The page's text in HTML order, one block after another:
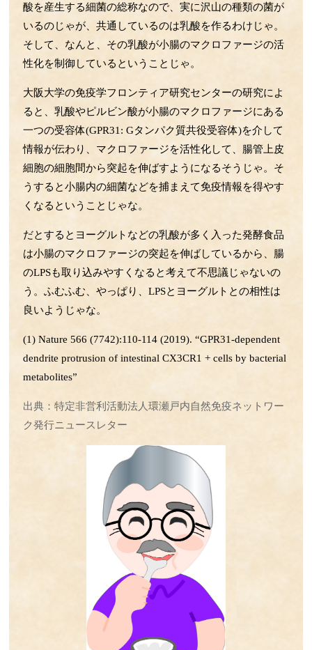
第57回 細菌のエクソソームの話
第56回 胎児の腸内細菌の話
第55回 LPSと乳酸菌の話
第54回 ｱﾎﾟﾄｰｼｽとﾏｸﾛﾌｧｰｼﾞの話
第53回 免疫組織に住む細菌の話
第52回 BCGとコロナの話
第51回 運動不足の話
第50回 ウイルスの感染の話
第49回 ﾏｸﾛﾌｧｰｼﾞのLPS伝達すご技
第48回 野菜の話
第47回 Treg・Mregの話
第46回 腸の中のLPSの話
第45回 サーカディアンリズムの話
第44回 お酒とマイクログリアの話
第43回 LPS受容体TLR4の話
第42回 動脈硬化の話
第40回 小脳の話
第39回 肌とHSPの話
第37回 傷の治りの話
第36回 筋肉の話
第35回 脳の発達と腸内フローラの話
第34回 歯周病菌の話
第33回 抗生物質とアトピーの話
第32回 抗炎症の仕組みの話
第31回 人工甘味料と腸内細菌叢の話
第30回 食事と抗菌作用の話
第29回 抗生物質の話
第28回 ステロイドの話
第27回 高血圧の話
第26回 iPS細胞の話
酸を産生する細菌の総称なので、実に沢山の種類の菌が
いるのじゃが、共通しているのは乳酸を作るわけじゃ。
そして、なんと、その乳酸が小腸のマクロファージの活
性化を制御しているということじゃ。
大阪大学の免疫学フロンティア研究センターの研究によ
ると、乳酸やピルビン酸が小腸のマクロファージにある
一つの受容体(GPR31: Gタンパク質共役受容体)を介して
情報が伝わり、マクロファージを活性化して、腸管上皮
細胞の細胞間から突起を伸ばすようになるそうじゃ。そ
うすると小腸内の細菌などを捕まえて免疫情報を得やす
くなるということじゃな。
だとするとヨーグルトなどの乳酸が多く入った発酵食品
は小腸のマクロファージの突起を伸ばしているから、腸
のLPSも取り込みやすくなると考えて不思議じゃないの
う。ふむふむ、やっぱり、LPSとヨーグルトとの相性は
良いようじゃな。
(1) Nature 566 (7742):110-114 (2019). “GPR31-dependent
dendrite protrusion of intestinal CX3CR1 + cells by bacterial
metabolites”
出典：特定非営利活動法人環瀬戸内自然免疫ネットワー
ク発行ニュースレター